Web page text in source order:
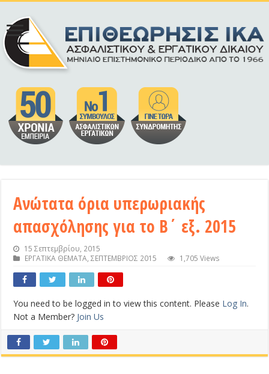
Ανώτατα όρια υπερωριακής
απασχόλησης για το Β΄ εξ. 2015
15 Σεπτεμβρίου, 2015
ΕΡΓΑΤΙΚΑ ΘΕΜΑΤΑ,ΣΕΠΤΕΜΒΡΙΟΣ 2015 1,705 Views
You need to be logged in to view this content. Please Log In.
Not a Member? Join Us